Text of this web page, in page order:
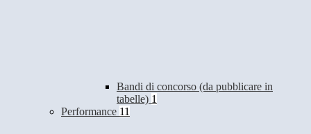
Bandi di concorso (da pubblicare in
tabelle) 1
Performance 11